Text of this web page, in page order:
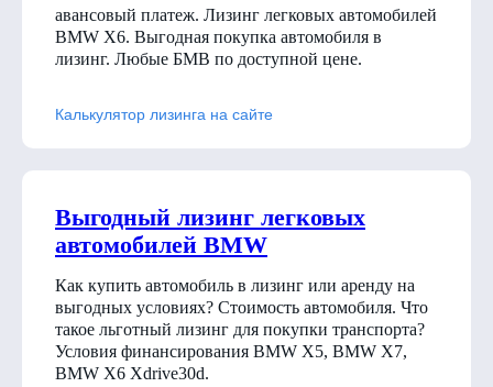
авансовый платеж. Лизинг легковых автомобилей
BMW X6. Выгодная покупка автомобиля в
лизинг. Любые БМВ по доступной цене.
Калькулятор лизинга на сайте
Выгодный лизинг легковых
автомобилей BMW
Как купить автомобиль в лизинг или аренду на
выгодных условиях? Стоимость автомобиля. Что
такое льготный лизинг для покупки транспорта?
Условия финансирования BMW X5, BMW X7,
BMW X6 Xdrive30d.